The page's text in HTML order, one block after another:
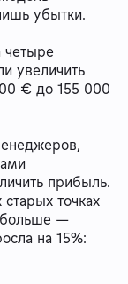
убытки.
четыре
увеличить
€ до 155 000
прибыль.
точках
больше —
на 15%: